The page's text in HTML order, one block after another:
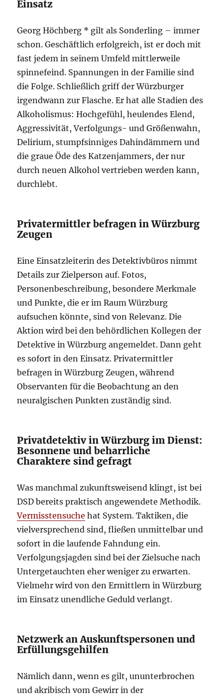
Einsatz
Georg Höchberg * gilt als Sonderling – immer
schon. Geschäftlich erfolgreich, ist er doch mit
fast jedem in seinem Umfeld mittlerweile
spinnefeind. Spannungen in der Familie sind
die Folge. Schließlich griff der Würzburger
irgendwann zur Flasche. Er hat alle Stadien des
Alkoholismus: Hochgefühl, heulendes Elend,
Aggressivität, Verfolgungs- und Größenwahn,
Delirium, stumpfsinniges Dahindämmern und
die graue Öde des Katzenjammers, der nur
durch neuen Alkohol vertrieben werden kann,
durchlebt.
Privatermittler befragen in Würzburg
Zeugen
Eine Einsatzleiterin des Detektivbüros nimmt
Details zur Zielperson auf. Fotos,
Personenbeschreibung, besondere Merkmale
und Punkte, die er im Raum Würzburg
aufsuchen könnte, sind von Relevanz. Die
Aktion wird bei den behördlichen Kollegen der
Detektive in Würzburg angemeldet. Dann geht
es sofort in den Einsatz. Privatermittler
befragen in Würzburg Zeugen, während
Observanten für die Beobachtung an den
neuralgischen Punkten zuständig sind.
Privatdetektiv in Würzburg im Dienst:
Besonnene und beharrliche
Charaktere sind gefragt
Was manchmal zukunftsweisend klingt, ist bei
DSD bereits praktisch angewendete Methodik.
Vermisstensuche hat System. Taktiken, die
vielversprechend sind, fließen unmittelbar und
sofort in die laufende Fahndung ein.
Verfolgungsjagden sind bei der Zielsuche nach
Untergetauchten eher weniger zu erwarten.
Vielmehr wird von den Ermittlern in Würzburg
im Einsatz unendliche Geduld verlangt.
Netzwerk an Auskunftspersonen und
Erfüllungsgehilfen
Nämlich dann, wenn es gilt, ununterbrochen
und akribisch vom Gewirr in der